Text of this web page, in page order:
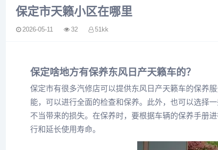
保定市天籁小区在哪里
2026-05-11 32 51kk
保定啥地方有保养东风日产天籁车的？
保定市有很多汽修店可以提供东风日产天籁车的保养
能，可以进行全面的检查和保养。此外，也可以选择
不当带来的损失。在保养时，要根据车辆的保养手册
行和延长使用寿命。